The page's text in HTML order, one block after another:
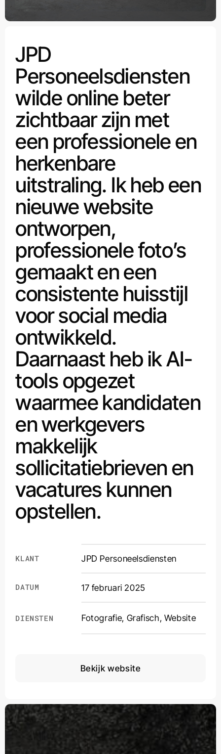
KLANT JPD Personeelsdiensten
DATUM 17 februari 2025
DIENSTEN Fotografie, Grafisch, Website
Bekijk website
JPD
Personeelsdiensten
wilde online beter
zichtbaar zijn met
een professionele en
herkenbare
uitstraling. Ik heb een
nieuwe website
ontworpen,
professionele foto’s
gemaakt en een
consistente huisstijl
voor social media
ontwikkeld.
Daarnaast heb ik AI-
tools opgezet
waarmee kandidaten
en werkgevers
makkelijk
sollicitatiebrieven en
vacatures kunnen
opstellen.